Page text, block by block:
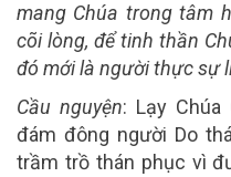
mang Chúa trong tâm
cõi lòng, để tinh thần
đó mới là người thực sự
Cầu nguyện: Lạy Chúa
đám đông người Do
trầm trồ thán phục vì